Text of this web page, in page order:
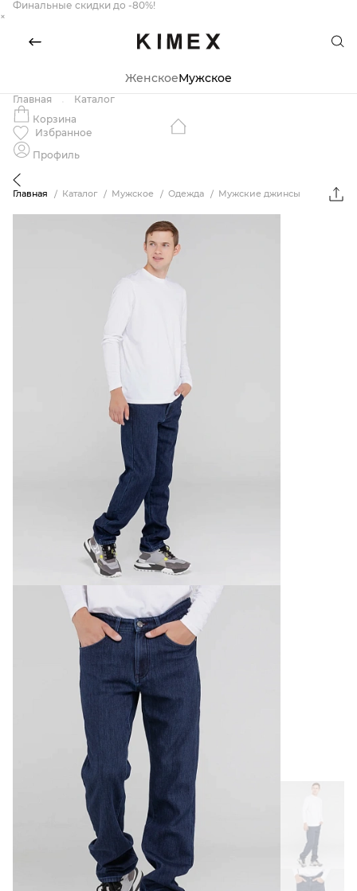
Финальные скидки до -80%!
×
ЖенскоеМужское
Главная
Каталог
Корзина
Избранное
Профиль
Главная Каталог Мужское Одежда Мужские джинсы